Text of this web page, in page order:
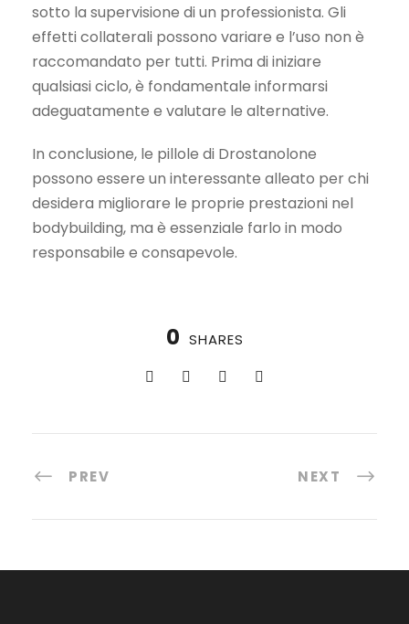
sotto la supervisione di un professionista. Gli
effetti collaterali possono variare e l’uso non è
raccomandato per tutti. Prima di iniziare
qualsiasi ciclo, è fondamentale informarsi
adeguatamente e valutare le alternative.
In conclusione, le pillole di Drostanolone
possono essere un interessante alleato per chi
desidera migliorare le proprie prestazioni nel
bodybuilding, ma è essenziale farlo in modo
responsabile e consapevole.
0 SHARES
PREV NEXT